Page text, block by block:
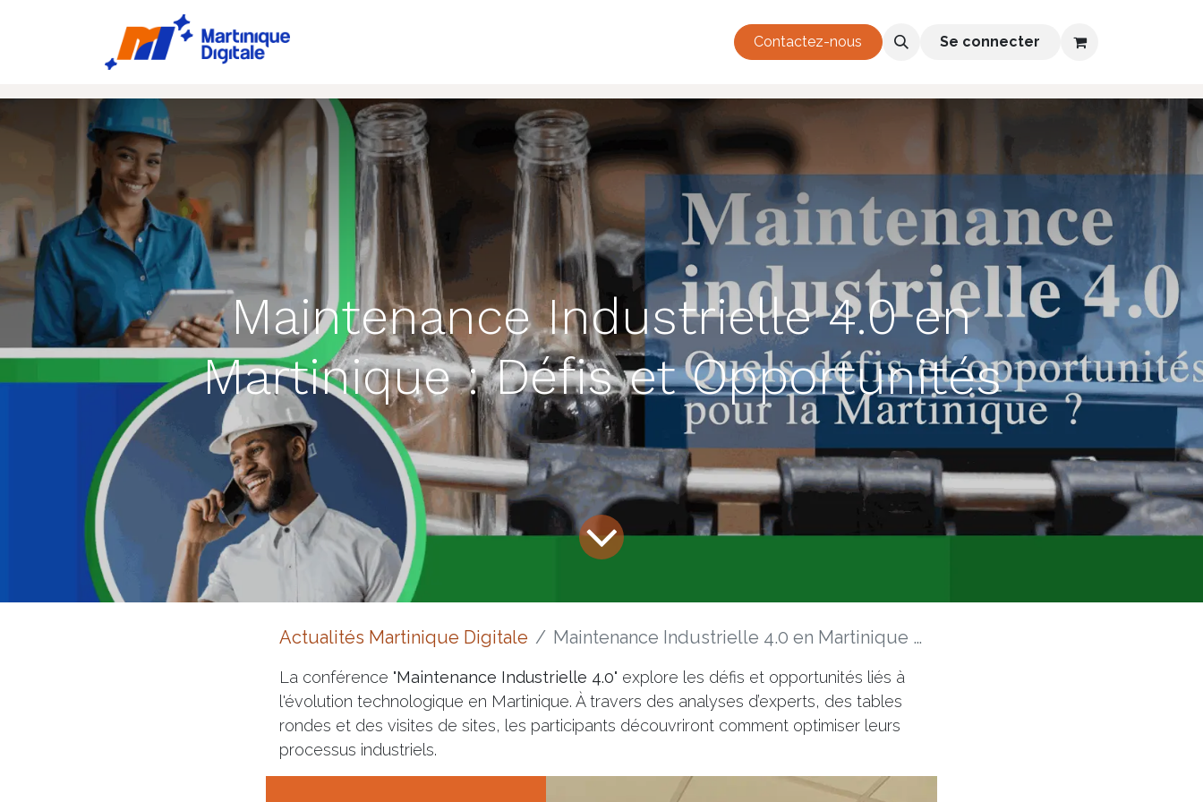
French Tech 2026-2028
Contactez-nous Se connecter
Maintenance Industrielle 4.0 en
Martinique : Défis et Opportunités
Actualités Martinique Digitale Maintenance Industrielle 4.0 en Martinique : Défis et Opportunités
La conférence "Maintenance Industrielle 4.0" explore les défis et opportunités liés à
l'évolution technologique en Martinique. À travers des analyses d’experts, des tables
rondes et des visites de sites, les participants découvriront comment optimiser leurs
processus industriels.